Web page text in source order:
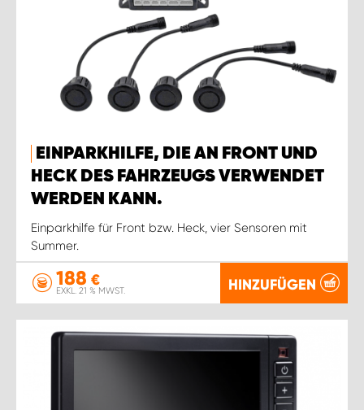
EINPARKHILFE, DIE AN FRONT UND
HECK DES FAHRZEUGS VERWENDET
WERDEN KANN.
Einparkhilfe für Front bzw. Heck, vier Sensoren mit
Summer.
188 €
EXKL. 21 % MWST. HINZUFÜGEN